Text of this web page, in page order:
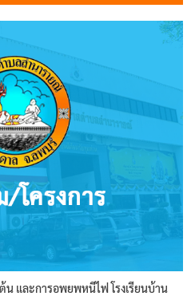
น และการอพยพหนีไฟ โรงเรียนบ้าน